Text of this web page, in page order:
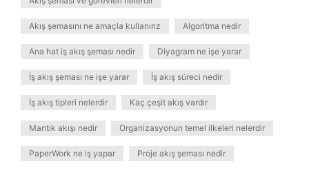
Akış şemasını ne amaçla kullanırız Algoritma nedir
Ana hat iş akış şeması nedir Diyagram ne işe yarar
İş akış şeması ne işe yarar İş akış süreci nedir
İş akış tipleri nelerdir Kaç çeşit akış vardır
Mantık akışı nedir Organizasyonun temel ilkeleri nelerdir
PaperWork ne iş yapar Proje akış şeması nedir